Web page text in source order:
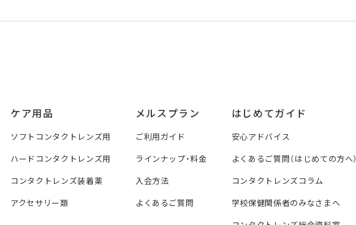
ケア用品
ソフトコンタクトレンズ用
ハードコンタクトレンズ用
コンタクトレンズ装着薬
アクセサリー類
メルスプラン
ご利用ガイド
ラインナップ・料金
入会方法
よくあるご質問
はじめてガイド
安心アドバイス
よくあるご質問（はじめての方へ）
コンタクトレンズコラム
学校保健関係者のみなさまへ